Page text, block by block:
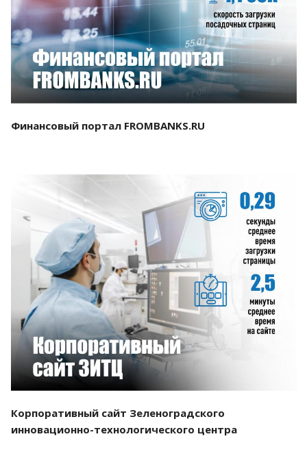
Смотреть проект
Финансовый портал FROMBANKS.RU
Смотреть проект
Корпоративный сайт Зеленоградского
инновационно-технологического центра